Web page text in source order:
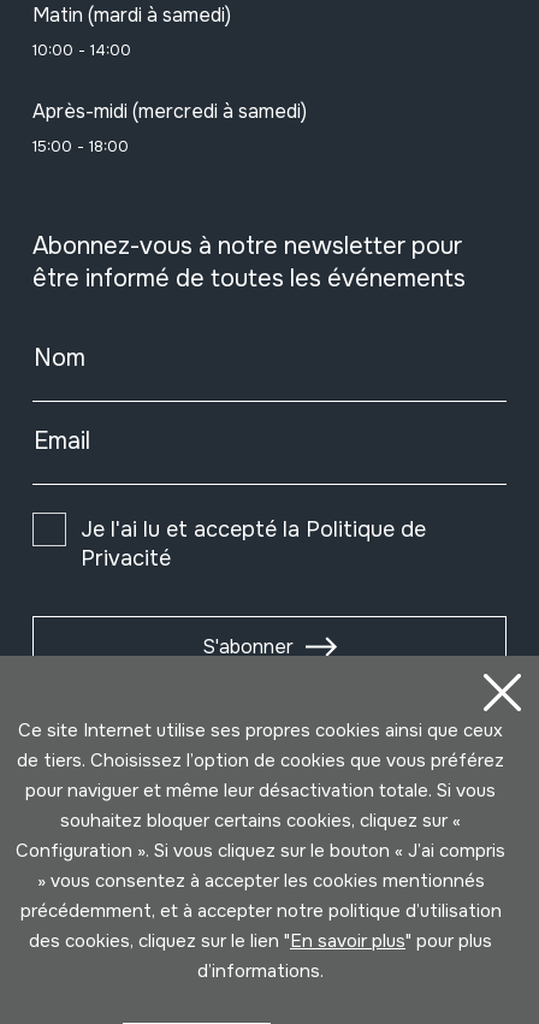
Matin (mardi à samedi)
10:00 - 14:00
Après-midi (mercredi à samedi)
15:00 - 18:00
Abonnez-vous à notre newsletter pour
être informé de toutes les événements
Nom
Email
Je l'ai lu et accepté la Politique de
Privacité
S'abonner
Ce site Internet utilise ses propres cookies ainsi que ceux
de tiers. Choisissez l’option de cookies que vous préférez
pour naviguer et même leur désactivation totale. Si vous
souhaitez bloquer certains cookies, cliquez sur «
Configuration ». Si vous cliquez sur le bouton « J’ai compris
» vous consentez à accepter les cookies mentionnés
précédemment, et à accepter notre politique d’utilisation
des cookies, cliquez sur le lien "En savoir plus" pour plus
d’informations.